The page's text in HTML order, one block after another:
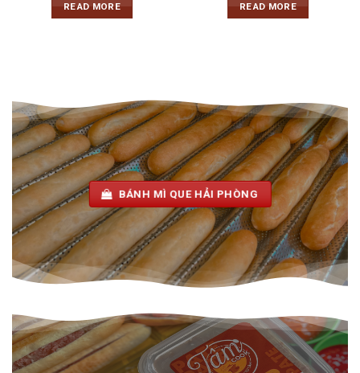
READ MORE READ MORE
BÁNH MÌ QUE HẢI PHÒNG